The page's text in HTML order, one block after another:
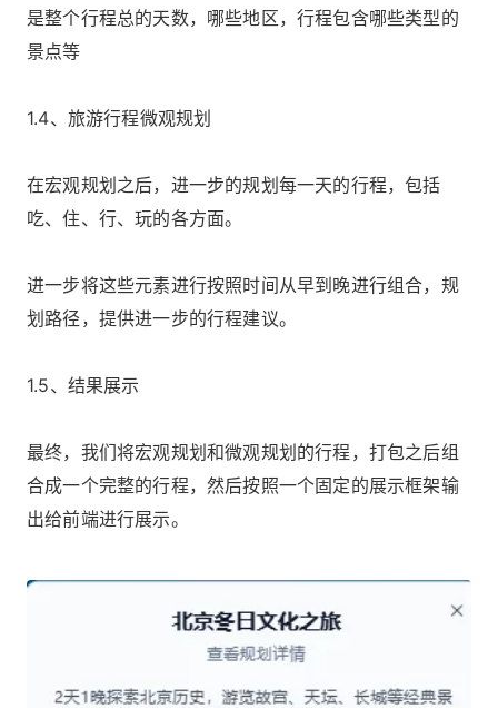
是整个行程总的天数，哪些地区，行程包含哪些类型的
景点等
1.4、旅游行程微观规划
在宏观规划之后，进一步的规划每一天的行程，包括
吃、住、行、玩的各方面。
进一步将这些元素进行按照时间从早到晚进行组合，规
划路径，提供进一步的行程建议。
1.5、结果展示
最终，我们将宏观规划和微观规划的行程，打包之后组
合成一个完整的行程，然后按照一个固定的展示框架输
出给前端进行展示。